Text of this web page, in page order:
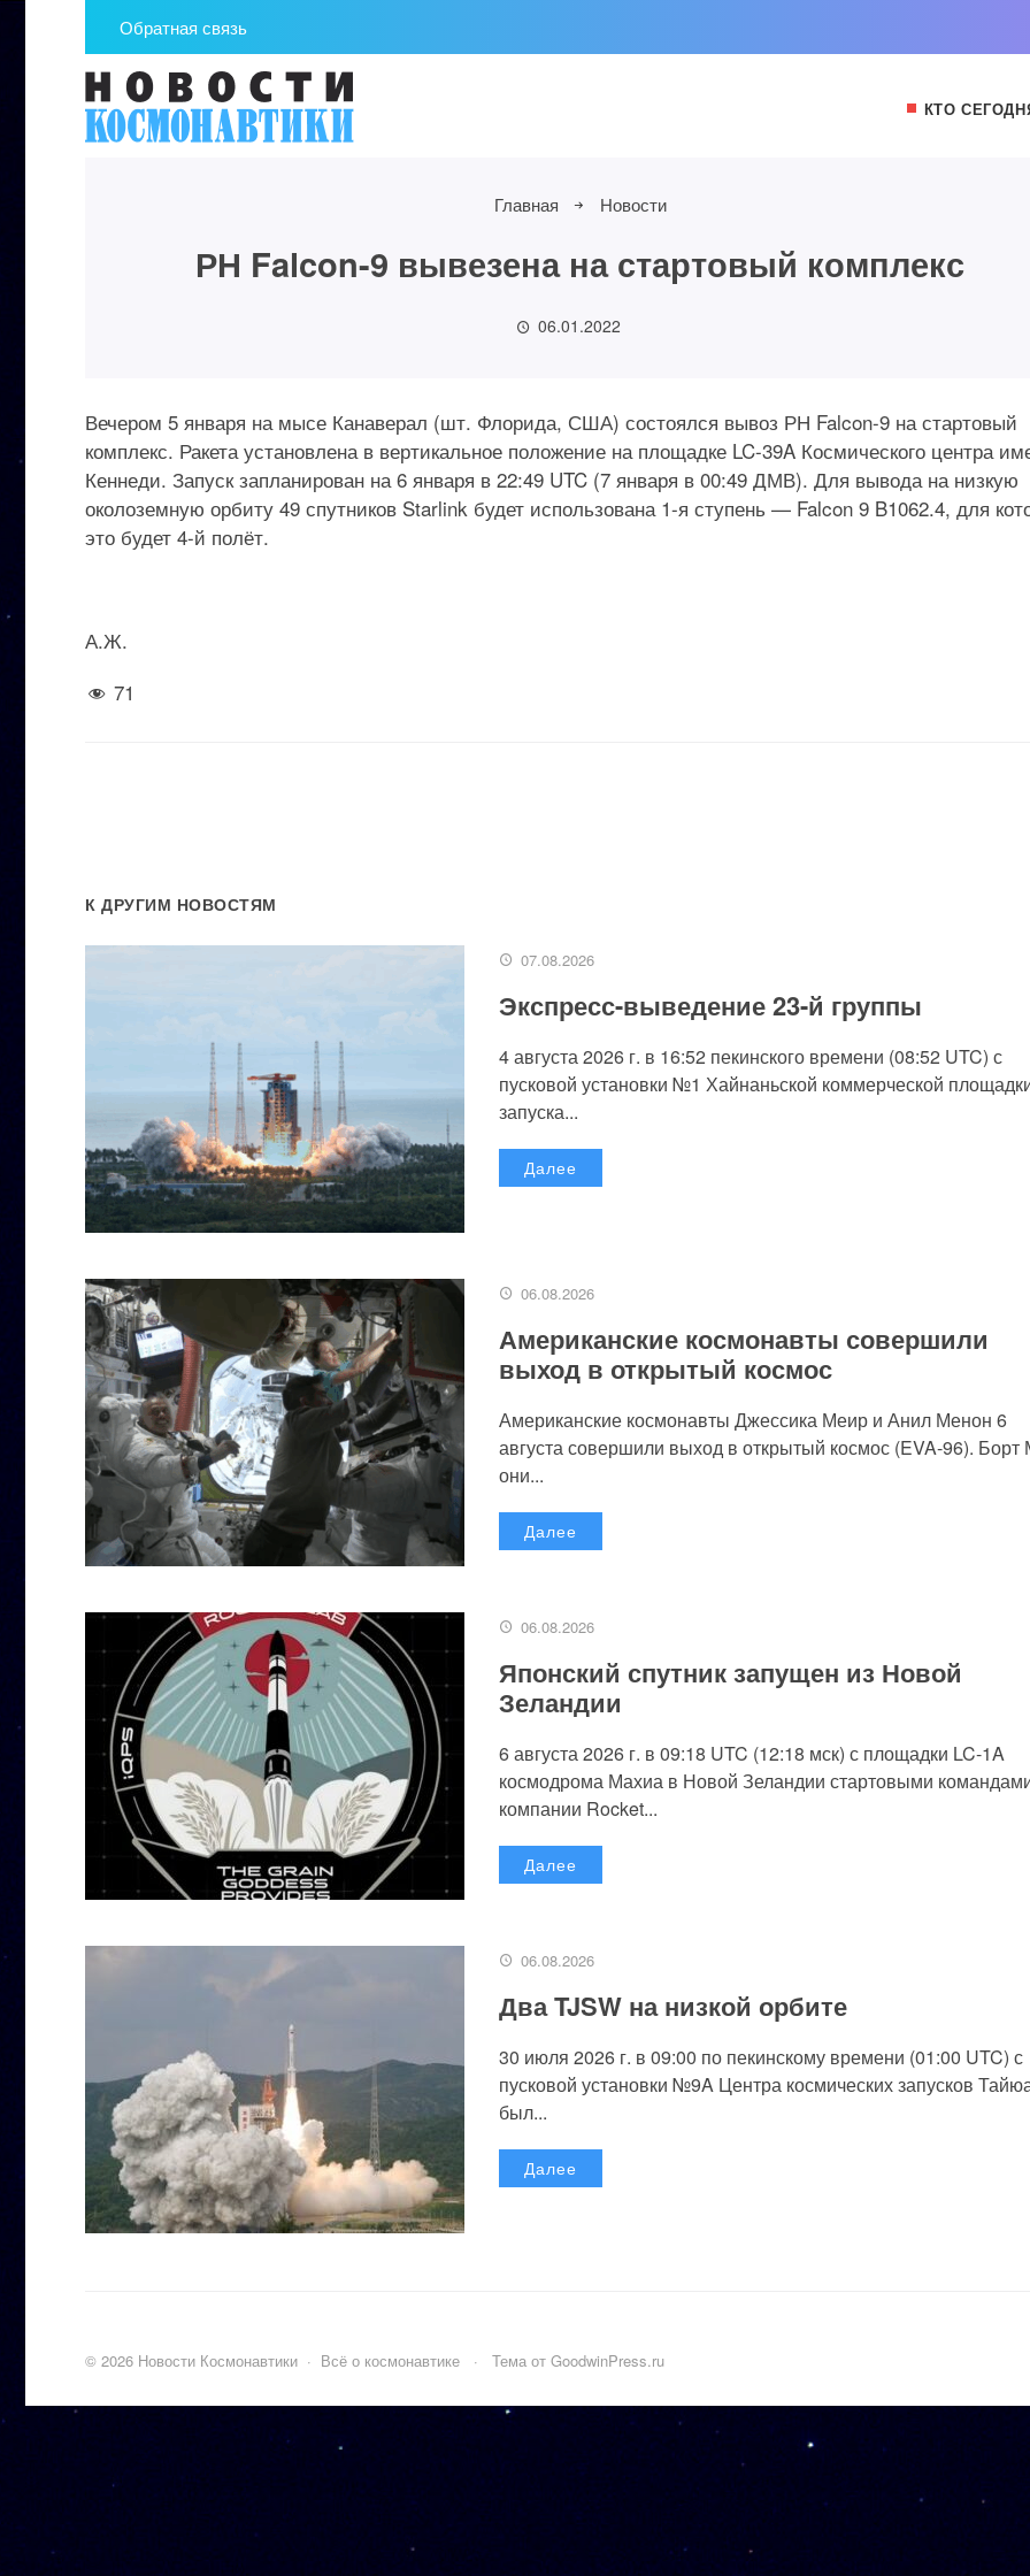
Обратная связь
КТО
Главная Новости
РН Falcon-9 вывезена на стартовый комплекс
06.01.2022
Вечером 5 января на мысе Канаверал (шт. Флорида, США) состоялся вывоз РН Falcon-9 на стартовый
комплекс. Ракета установлена в вертикальное положение на площадке LC-39A Космического центра
Кеннеди. Запуск запланирован на 6 января в 22:49 UTC (7 января в 00:49 ДМВ). Для вывода на низкую
околоземную орбиту 49 спутников Starlink будет использована 1-я ступень — Falcon 9 B1062.4, для
это будет 4-й полёт.
А.Ж.
71
К ДРУГИМ НОВОСТЯМ
07.08.2026
Экспресс-выведение 23-й группы
4 августа 2026 г. в 16:52 пекинского времени (08:52 UTC) с
пусковой установки №1 Хайнаньской коммерческой
запуска...
Далее
06.08.2026
Американские космонавты совершили
выход в открытый космос
Американские космонавты Джессика Меир и Анил Менон 6
августа совершили выход в открытый космос (EVA-96).
они...
Далее
06.08.2026
Японский спутник запущен из Новой
Зеландии
6 августа 2026 г. в 09:18 UTC (12:18 мск) с площадки LC-1A
космодрома Махиа в Новой Зеландии стартовыми
компании Rocket...
Далее
06.08.2026
Два TJSW на низкой орбите
30 июля 2026 г. в 09:00 по пекинскому времени (01:00 UTC) с
пусковой установки №9A Центра космических запусков
был...
Далее
© 2026 Новости Космонавтики · Всё о космонавтике · Тема от GoodwinPress.ru